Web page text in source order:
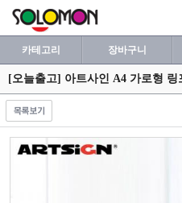
카테고리 장바구니
[오늘출고] 아트사인 A4 가로형